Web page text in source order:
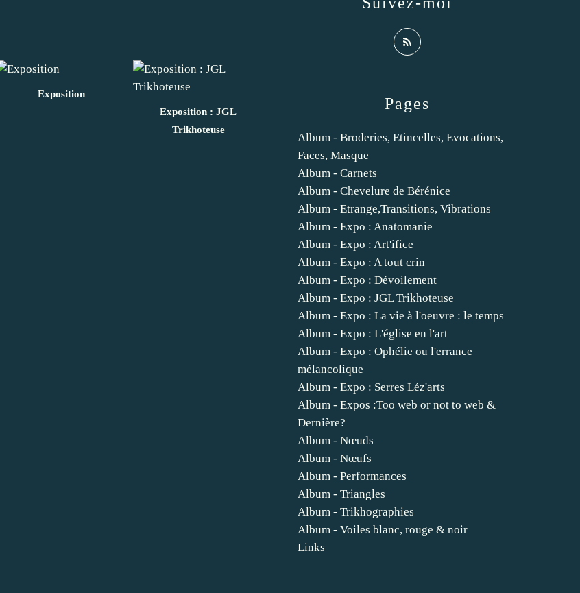
Exposition
Exposition : JGL
Trikhoteuse
Pages
Album - Broderies, Etincelles, Evocations,
Faces, Masque
Album - Carnets
Album - Chevelure de Bérénice
Album - Etrange,Transitions, Vibrations
Album - Expo : Anatomanie
Album - Expo : Art'ifice
Album - Expo : A tout crin
Album - Expo : Dévoilement
Album - Expo : JGL Trikhoteuse
Album - Expo : La vie à l'oeuvre : le temps
Album - Expo : L'église en l'art
Album - Expo : Ophélie ou l'errance
mélancolique
Album - Expo : Serres Léz'arts
Album - Expos :Too web or not to web &
Dernière?
Album - Nœuds
Album - Nœufs
Album - Performances
Album - Triangles
Album - Trikhographies
Album - Voiles blanc, rouge & noir
Links